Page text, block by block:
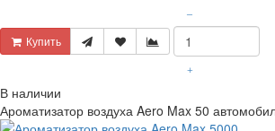
Купить
–
+
В наличии
Ароматизатор воздуха Aero Max 50